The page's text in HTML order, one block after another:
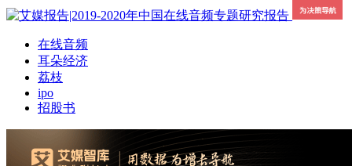
在线音频
耳朵经济
荔枝
ipo
招股书